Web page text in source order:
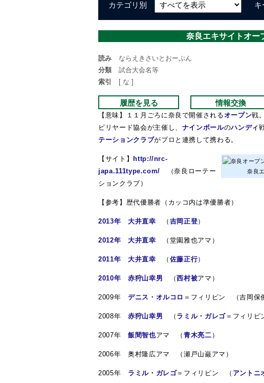
カテゴリ別 キ
奈良エキサイトオー
読み
ならえきさいとおーぷん
分類
試合大会名等
索引
[ な ]
履歴を見る 情報交換
【意味】１１月ごろに奈良で開催されるオープン戦
ビリヤード協会が主催し、 ナインボールのハンディ
テーションクラブがプロと連携して携わる。
奈良
【サイト】
http://nrc-
japa.111type.com/ （奈良ローテー
ションクラブ）
【参考】歴代優勝者（カッコ内は準優勝者）
2013年 大井直幸 （ 吉岡正登）
2012年 大井直幸 （堂園雅也アマ）
2011年 大井直幸 （ 佐藤正行）
2010年 赤狩山幸男 （西村被アマ）
2009年 デニス・オルコロ ＝フィリピン （吉岡保
2008年 赤狩山幸男 （ ラミル・ガレゴ ＝フィリピ
2007年 飯間智也アマ （青木亮二 ）
2006年 奥村隆広アマ （瀬戸山巌アマ）
2005年 ラミル・ガレゴ＝フィリピン （ アントニ